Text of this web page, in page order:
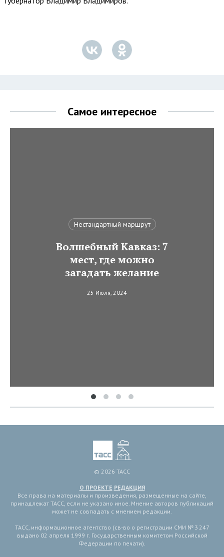
Самое интересное
Нестандартный маршрут
Волшебный Кавказ: 7
мест, где можно
загадать желание
25 Июля, 2024
© 2026 ТАСС
О ПРОЕКТЕ РЕДАКЦИЯ
Все права на материалы и произведения, размещенные на сайте,
принадлежат ТАСС, если не указано иное. Мнение авторов публикаций
может не совпадать с мнением редакции.
ТАСС, информационное агентство (св-во о регистрации СМИ № 3 247
выдано 02 апреля 1999 г. Государственным комитетом Российской
Федерации по печати).